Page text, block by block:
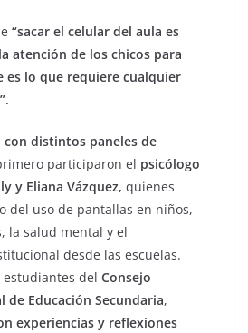
“sacar el celular del aula es
atención de los chicos para
es lo que requiere cualquier
distintos paneles de
participaron el psicólogo
y Eliana Vázquez, quienes
del uso de pantallas en niños,
la salud mental y el
desde las escuelas.
del Consejo
de Educación Secundaria,
experiencias y reflexiones